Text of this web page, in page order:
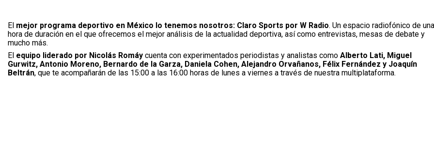
El mejor programa deportivo en México lo tenemos nosotros: Claro Sports por W Radio. Un espacio radiofónico de una
hora de duración en el que ofrecemos el mejor análisis de la actualidad deportiva, así como entrevistas, mesas de debate y
mucho más.
El equipo liderado por Nicolás Romáy cuenta con experimentados periodistas y analistas como Alberto Lati, Miguel
Gurwitz, Antonio Moreno, Bernardo de la Garza, Daniela Cohen, Alejandro Orvañanos, Félix Fernández y Joaquín
Beltrán, que te acompañarán de las 15:00 a las 16:00 horas de lunes a viernes a través de nuestra multiplataforma.